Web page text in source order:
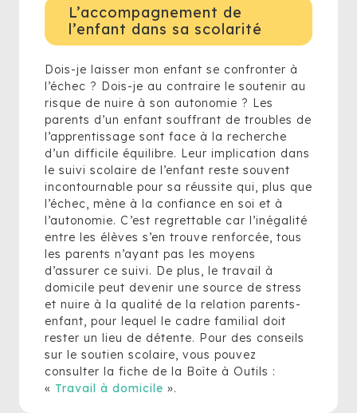
L’accompagnement de
l’enfant dans sa scolarité
Dois-je laisser mon enfant se confronter à
l’échec ? Dois-je au contraire le soutenir au
risque de nuire à son autonomie ? Les
parents d’un enfant souffrant de troubles de
l’apprentissage sont face à la recherche
d’un difficile équilibre. Leur implication dans
le suivi scolaire de l’enfant reste souvent
incontournable pour sa réussite qui, plus que
l’échec, mène à la confiance en soi et à
l’autonomie. C’est regrettable car l’inégalité
entre les élèves s’en trouve renforcée, tous
les parents n’ayant pas les moyens
d’assurer ce suivi. De plus, le travail à
domicile peut devenir une source de stress
et nuire à la qualité de la relation parents-
enfant, pour lequel le cadre familial doit
rester un lieu de détente. Pour des conseils
sur le soutien scolaire, vous pouvez
consulter la fiche de la Boîte à Outils :
« Travail à domicile ».